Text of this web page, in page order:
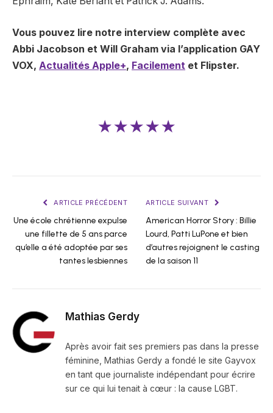
Vous pouvez lire notre interview complète avec
Abbi Jacobson et Will Graham via l’application GAY
VOX, Actualités Apple+, Facilement et Flipster.
★★★★★
ARTICLE PRÉCÉDENT
Une école chrétienne expulse
une fillette de 5 ans parce
qu’elle a été adoptée par ses
tantes lesbiennes
ARTICLE SUIVANT
American Horror Story : Billie
Lourd, Patti LuPone et bien
d’autres rejoignent le casting
de la saison 11
Mathias Gerdy
Après avoir fait ses premiers pas dans la presse
féminine, Mathias Gerdy a fondé le site Gayvox
en tant que journaliste indépendant pour écrire
sur ce qui lui tenait à cœur : la cause LGBT.